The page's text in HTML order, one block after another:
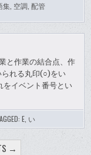
集 空調 ,配管
と作業の結合点、作
れる丸印(○)をい
をイベント番号とい
E い
→